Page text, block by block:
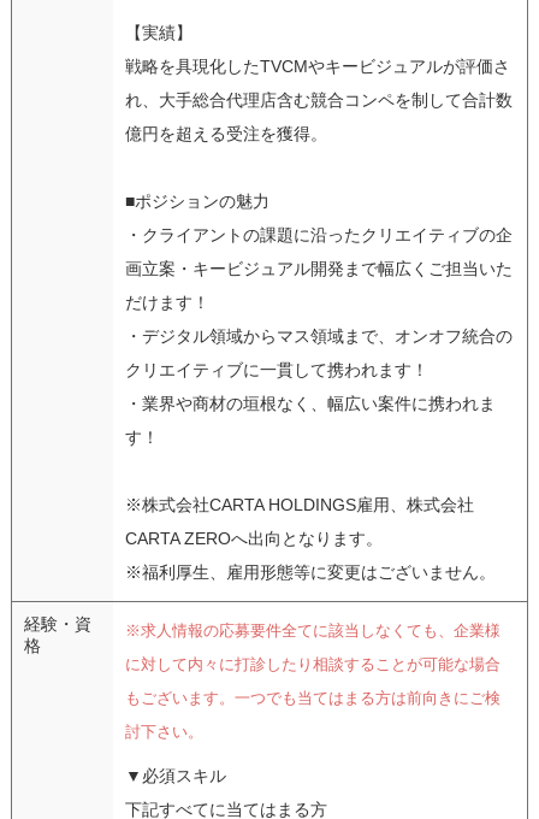
【実績】
戦略を具現化したTVCMやキービジュアルが評価さ
れ、大手総合代理店含む競合コンペを制して合計数
億円を超える受注を獲得。
■ポジションの魅力
・クライアントの課題に沿ったクリエイティブの企
画立案・キービジュアル開発まで幅広くご担当いた
だけます！
・デジタル領域からマス領域まで、オンオフ統合の
クリエイティブに一貫して携われます！
・業界や商材の垣根なく、幅広い案件に携われま
す！
※株式会社CARTA HOLDINGS雇用、株式会社
CARTA ZEROへ出向となります。
※福利厚生、雇用形態等に変更はございません。
経験・資
格
※求人情報の応募要件全てに該当しなくても、企業様
に対して内々に打診したり相談することが可能な場合
もございます。一つでも当てはまる方は前向きにご検
討下さい。
▼必須スキル
下記すべてに当てはまる方